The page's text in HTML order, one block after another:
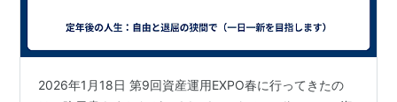
2026年1月18日 第9回資産運用EXPO春に行ってきたの